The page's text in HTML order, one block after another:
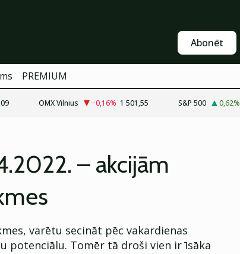
Abonēt
PREMIUM
OMX Vilnius −0,16% 1 501,55 S&P 500 0,62%
– akcijām
varētu secināt pēc vakardienas
potenciālu. Tomēr tā droši vien ir īsāka